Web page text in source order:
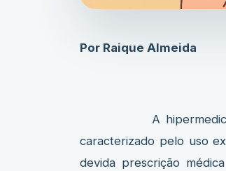
Por Raique Almeida
A hipermedicação é
caracterizado pelo uso
devida prescrição